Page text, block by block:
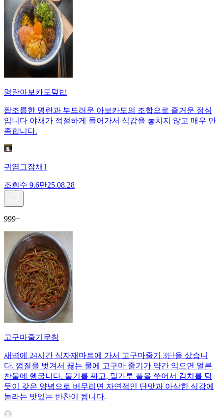
명란아보카도덮밥
짭조름한 명란과 부드러운 아보카도의 조합으로 즐거운 점심
입니다 야채가 적절하게 들어가서 식감을 놓치지 않고 매우 만
족합니다.
귀염그잡채1
조회수 9.6만25.08.28
999+
고구마줄기무침
새벽에 24시간 식자재마트에 가서 고구마줄기 3단을 샀습니
다. 껍질을 벗겨서 끓는 물에 고구마 줄기가 약간 익으면 얼른
찬물에 헹굽니다. 물기를 짜고, 밀가루 풀을 쑤어서 김치를 담
듯이 갖은 양념으로 버무리면 자연적인 단맛과 아삭한 식감에
놀라는 맛있는 반찬이 됩니다.